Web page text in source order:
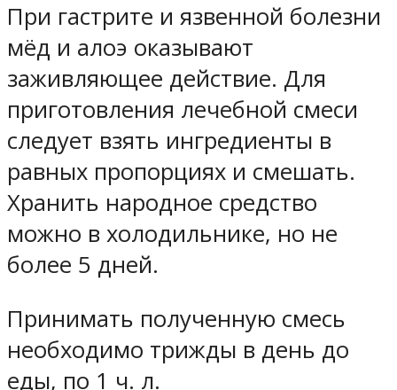
При гастрите и язвенной болезни
мёд и алоэ оказывают
заживляющее действие. Для
приготовления лечебной смеси
следует взять ингредиенты в
равных пропорциях и смешать.
Хранить народное средство
можно в холодильнике, но не
более 5 дней.
Принимать полученную смесь
необходимо трижды в день до
еды, по 1 ч. л.